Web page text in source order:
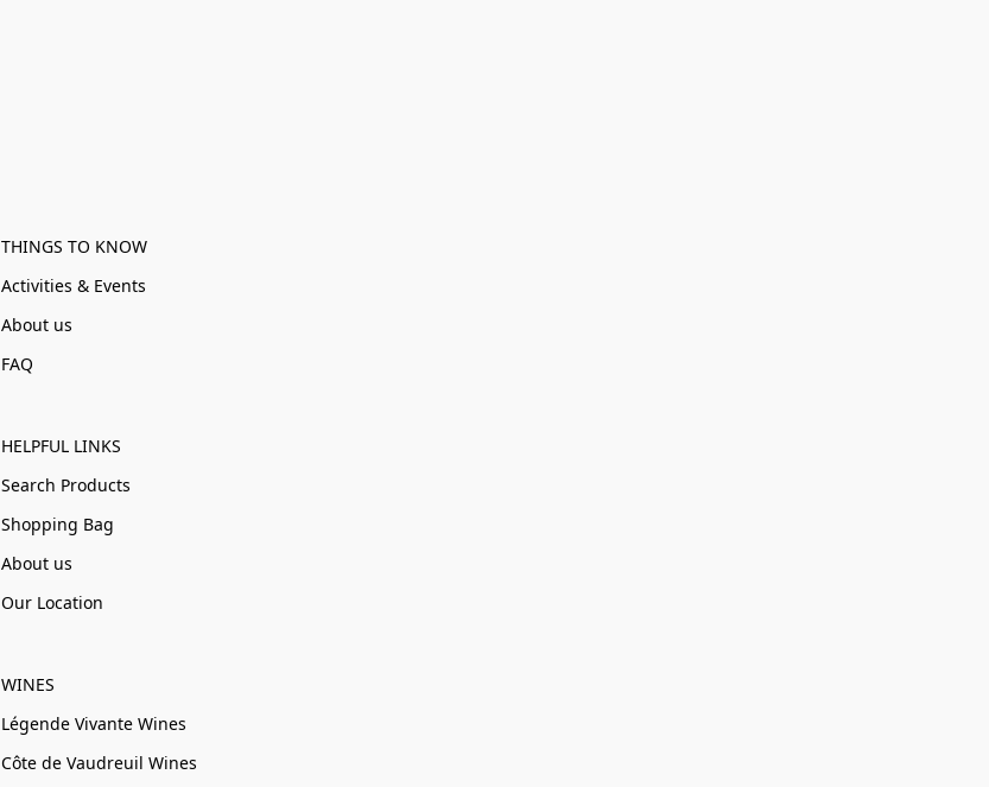
THINGS TO KNOW
Activities & Events
About us
FAQ
HELPFUL LINKS
Search Products
Shopping Bag
About us
Our Location
WINES
Légende Vivante Wines
Côte de Vaudreuil Wines